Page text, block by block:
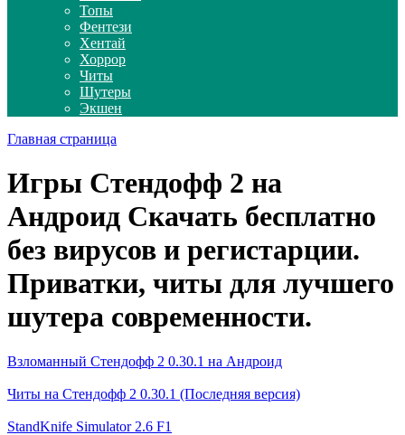
Топы
Фентези
Хентай
Хоррор
Читы
Шутеры
Экшен
Главная страница
Игры Стендофф 2 на
Андроид Скачать бесплатно
без вирусов и регистарции.
Приватки, читы для лучшего
шутера современности.
Взломанный Стендофф 2 0.30.1 на Андроид
Читы на Стендофф 2 0.30.1 (Последняя версия)
StandKnife Simulator 2.6 F1